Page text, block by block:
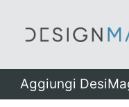
Aggiungi